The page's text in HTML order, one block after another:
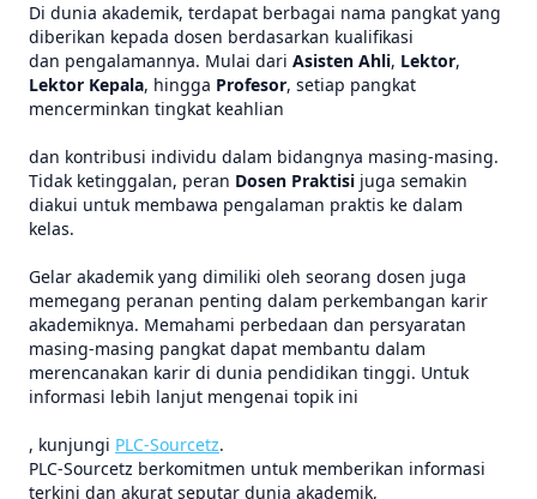
Di dunia akademik, terdapat berbagai nama pangkat yang
diberikan kepada dosen berdasarkan kualifikasi
dan pengalamannya. Mulai dari Asisten Ahli, Lektor,
Lektor Kepala, hingga Profesor, setiap pangkat
mencerminkan tingkat keahlian
dan kontribusi individu dalam bidangnya masing-masing.
Tidak ketinggalan, peran Dosen Praktisi juga semakin
diakui untuk membawa pengalaman praktis ke dalam
kelas.
Gelar akademik yang dimiliki oleh seorang dosen juga
memegang peranan penting dalam perkembangan karir
akademiknya. Memahami perbedaan dan persyaratan
masing-masing pangkat dapat membantu dalam
merencanakan karir di dunia pendidikan tinggi. Untuk
informasi lebih lanjut mengenai topik ini
, kunjungi PLC-Sourcetz.
PLC-Sourcetz berkomitmen untuk memberikan informasi
terkini dan akurat seputar dunia akademik,